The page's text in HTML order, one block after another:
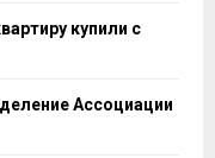
купили с
Ассоциации